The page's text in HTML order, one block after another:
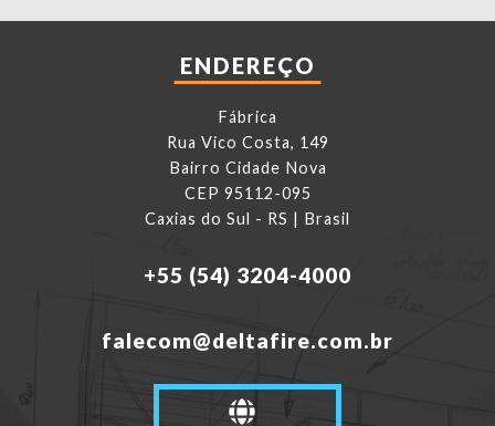
ENDEREÇO
Fábrica
Rua Vico Costa, 149
Bairro Cidade Nova
CEP 95112-095
Caxias do Sul - RS | Brasil
+55 (54) 3204-4000
falecom@deltafire.com.br